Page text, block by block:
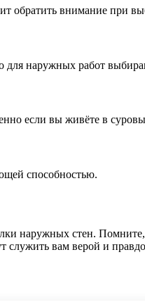
обратить внимание при
для наружных работ
если вы живёте в
способностью.
наружных стен.
служить вам верой и